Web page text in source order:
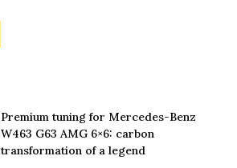
Premium tuning for Mercedes-Benz
W463 G63 AMG 6×6: carbon
transformation of a legend